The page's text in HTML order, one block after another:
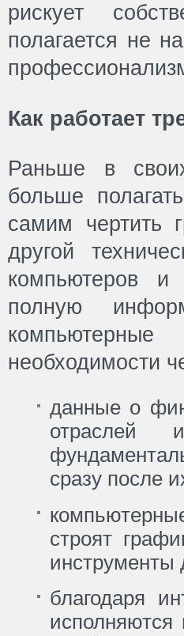
рискует
полагается не
Как работает
Раньше в
больше
самим чертить
другой
компьютеров и
полную
необходимости
данные о
отраслей
сразу после
строят
инструменты
благодаря
исполняются